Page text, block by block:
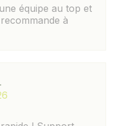
équipe au top et
à